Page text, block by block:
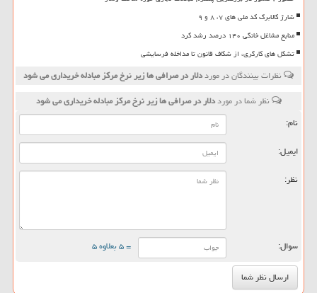
شارژ کالابرگ کد ملی های ۷، ۸ و ۹
منابع مشاغل خانگی ۱۴۰ درصد رشد کرد
تشکل های کارگری، از شکاف قانون تا مداخله فرسایشی
نظرات بینندگان در مورددلار در صرافی ها زیر نرخ مرکز مبادله خریداری می شود
نظر شما در مورددلار در صرافی ها زیر نرخ مرکز مبادله خریداری می شود
نام:
ایمیل:
نظر:
سوال: = ۵ بعلاوه ۵